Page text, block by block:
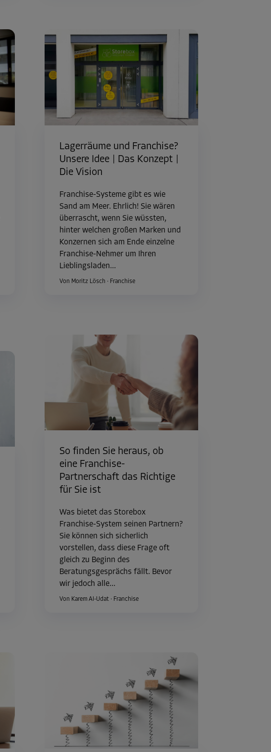
Lagerräume und Franchise?
Unsere Idee | Das Konzept |
Die Vision
Franchise-Systeme gibt es wie
Sand am Meer. Ehrlich! Sie wären
überrascht, wenn Sie wüssten,
hinter welchen großen Marken und
Konzernen sich am Ende einzelne
Franchise-Nehmer um Ihren
Lieblingsladen...
Von Moritz Lösch · Franchise
So finden Sie heraus, ob
eine Franchise-
Partnerschaft das Richtige
für Sie ist
Was bietet das Storebox
Franchise-System seinen Partnern?
Sie können sich sicherlich
vorstellen, dass diese Frage oft
gleich zu Beginn des
Beratungsgesprächs fällt. Bevor
wir jedoch alle...
Von Karem Al-Udat · Franchise